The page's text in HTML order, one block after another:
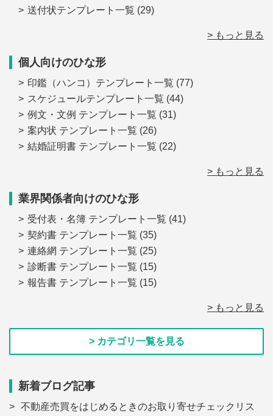
送付状テンプレート一覧 (29)
> もっと見る
個人向けのひな形
印鑑（ハンコ）テンプレート一覧 (77)
スケジュールテンプレート一覧 (44)
例文・文例 テンプレート一覧 (31)
案内状 テンプレート一覧 (26)
結婚証明書 テンプレート一覧 (22)
> もっと見る
業界関係者向けのひな形
受付表・名簿 テンプレート一覧 (41)
契約書 テンプレート一覧 (35)
連絡網 テンプレート一覧 (25)
診断書 テンプレート一覧 (15)
報告書 テンプレート一覧 (15)
> もっと見る
> カテゴリ一覧を見る
新着ブログ記事
不動産売買をはじめるときのお取り寄せチェックリス